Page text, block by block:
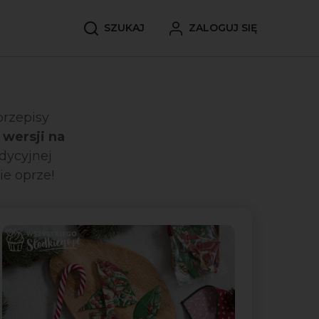
SZUKAJ ZALOGUJ SIĘ
na
oprze!